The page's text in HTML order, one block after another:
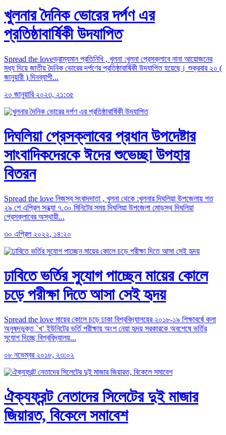
খুলনার দৈনিক ভোরের দর্পণ এর
প্রতিষ্ঠাবার্ষিকী উদযাপিত
Spread the loveভ্রাম্যমান প্রতিনিধি , খুলনা :খুলনা প্রেসক্লাবে নানা আয়োজনের
মধ্য দিয়ে জাতীয় দৈনিক ভোরের দর্পণের প্রতিষ্ঠাবার্ষিকী উদযাপিত হয়েছে। শুক্রবার ২০ (
জানুয়ারী ) দিনব্যাপী...
২০ জানুয়ারি ২০২৩, ২১:৩৫
দিঘলিয়া প্রেসক্লাবের প্রধান উপদেষ্টার
সাংবাদিকদেরকে ঈদের শুভেচ্ছা উপহার
বিতরন
Spread the love নিজস্ব সংবাদদাতা , খুলনা থেকে :খুলনার দিঘলিয়া উপজেলায় গত
২৯ শে এপ্রিল সন্ধ্যা ৭.৩০ মিনিটের সময় দিঘলিয়া উপজেলা মোড়স্থ দিঘলিয়া
প্রেসক্লাবের অস্থায়ী...
৩০ এপ্রিল ২০২২, ১৪:২০
ঢাবিতে ভর্তির সুযোগ পাচ্ছেন মায়ের কোলে
চড়ে পরীক্ষা দিতে আসা সেই হৃদয়
Spread the love মায়ের কোলে চড়ে ঢাকা বিশ্ববিদ্যালয়ের ২০১৮-১৯ শিক্ষাবর্ষে কলা
অনুষদভুক্ত `খ’ ইউনিটের ভর্তি পরীক্ষায় অংশ নেয়া হৃদয় সরকারকে অবশেষে ভর্তির
সুযোগ দিচ্ছে বিশ্ববিদ্যালয়...
০৮ নভেম্বর ২০১৮, ২৩:০২
ঐক্যফ্রন্ট নেতাদের সিলেটের দুই মাজার
জিয়ারত, বিকেলে সমাবেশ